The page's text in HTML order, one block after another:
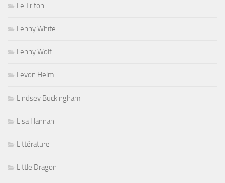
Le Triton
Lenny White
Lenny Wolf
Levon Helm
Lindsey Buckingham
Lisa Hannah
Littérature
Little Dragon